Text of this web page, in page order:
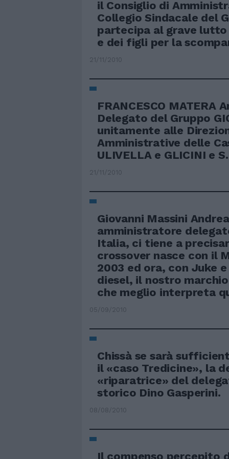
il Consiglio di
Collegio Sindacale del
partecipa al grave
e dei figli per la
21/11/2010
FRANCESCO MATERA
Delegato del Gruppo
unitamente alle
Amministrative delle
ULIVELLA e GLICINI e S.
21/11/2010
Giovanni Massini
amministratore
Italia, ci tiene a
crossover nasce con il
2003 ed ora, con Juke
diesel, il nostro
che meglio interpreta
05/09/2010
Chissà se sarà
il «caso Tredicine», la
«riparatrice» del
storico Dino Gasperini.
08/08/2010
Il compenso percepito